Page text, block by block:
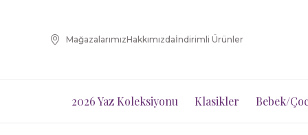
MağazalarımızHakkımızdaİndirimli Ürünler
2026 Yaz Koleksiyonu Klasikler Bebek/